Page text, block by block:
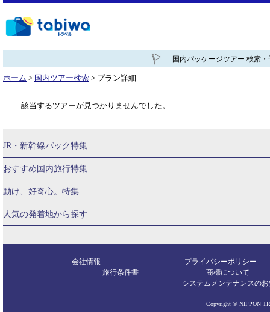
国内パッケージツアー 検索・
ホーム > 国内ツアー検索 > プラン詳細
該当するツアーが見つかりませんでした。
JR・新幹線パック特集
tabiwaスペシャル
おすすめ国内旅行特集
ユニバーサル・スタジオ・ジャパンへの旅
贅沢時間
熊本 大阪
動け、好奇心。特集
西の日キャンペーン
こだわり企画
鉄道 京都 美酒旅 祭り花火
期間限定イベン
演劇
イベント スポーツ 音楽
人気の発着地から探す
博多→大阪旅
会社情報
プライバシーポリシー
旅行条件書
商標について
システムメンテナンスの
Copyright © NIPPON